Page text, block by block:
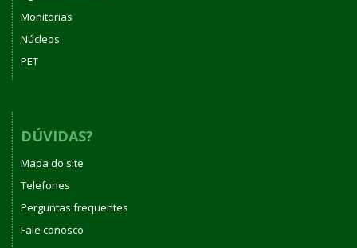
Monitorias
Núcleos
PET
DÚVIDAS?
Mapa do site
Telefones
Perguntas frequentes
Fale conosco